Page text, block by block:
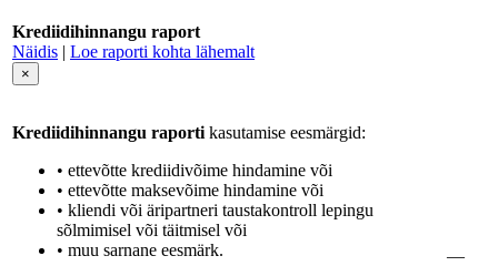
Krediidihinnangu raport
Näidis | Loe raporti kohta lähemalt
×
Krediidihinnangu raporti kasutamise eesmärgid:
• ettevõtte krediidivõime hindamine või
• ettevõtte maksevõime hindamine või
• kliendi või äripartneri taustakontroll lepingu
sõlmimisel või täitmisel või
• muu sarnane eesmärk.
—